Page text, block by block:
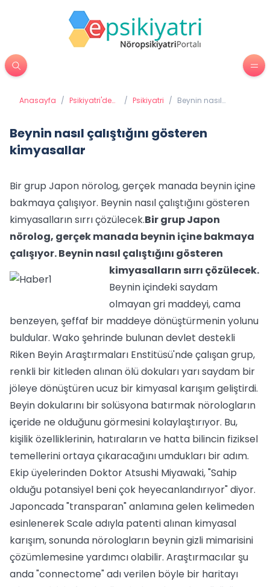
Anasayfa / Psikiyatri'de
/ Psikiyatri / Beynin nasıl
Beynin nasıl çalıştığını gösteren
kimyasallar
Bir grup Japon nörolog, gerçek manada beynin içine
bakmaya çalışıyor. Beynin nasıl çalıştığını gösteren
kimyasalların sırrı çözülecek.Bir grup Japon
nörolog, gerçek manada beynin içine bakmaya
çalışıyor. Beynin nasıl çalıştığını gösteren
kimyasalların sırrı çözülecek.
Beynin içindeki saydam
olmayan gri maddeyi, cama
benzeyen, şeffaf bir maddeye dönüştürmenin yolunu
buldular. Wako şehrinde bulunan devlet destekli
Riken Beyin Araştırmaları Enstitüsü'nde çalışan grup,
renkli bir kitleden alınan ölü dokuları yarı saydam bir
jöleye dönüştüren ucuz bir kimyasal karışım geliştirdi.
Beyin dokularını bir solüsyona batırmak nörologların
içeride ne olduğunu görmesini kolaylaştırıyor. Bu,
kişilik özelliklerinin, hatıraların ve hatta bilincin fiziksel
temellerini ortaya çıkaracağını umdukları bir adım.
Ekip üyelerinden Doktor Atsushi Miyawaki, "Sahip
olduğu potansiyel beni çok heyecanlandırıyor" diyor.
Japoncada "transparan" anlamına gelen kelimeden
esinlenerek Scale adıyla patenti alınan kimyasal
karışım, sonunda nörologların beynin gizli mimarisini
çözümlemesine yardımcı olabilir. Araştırmacılar şu
anda "connectome" adı verilen böyle bir haritayı